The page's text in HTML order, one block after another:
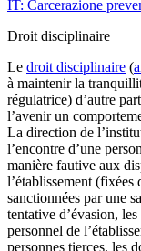
IT: Carcerazione
Droit disciplinaire
Le droit disciplinaire (
à maintenir la
régulatrice) d’autre
l’avenir un
La direction de
l’encontre d’une
manière fautive aux
l’établissement
sanctionnées par une
tentative d’évasion,
personnel de
personnes tierces, les